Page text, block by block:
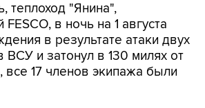
теплоход "Янина",
в ночь на 1 августа
в результате атаки двух
ВСУ и затонул в 130 милях от
все 17 членов экипажа были